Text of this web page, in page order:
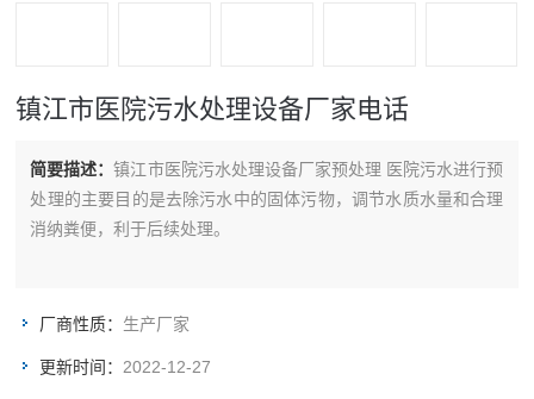
镇江市医院污水处理设备厂家电话
简要描述：镇江市医院污水处理设备厂家预处理 医院污水进行预
处理的主要目的是去除污水中的固体污物，调节水质水量和合理
消纳粪便，利于后续处理。
厂商性质： 生产厂家
更新时间： 2022-12-27